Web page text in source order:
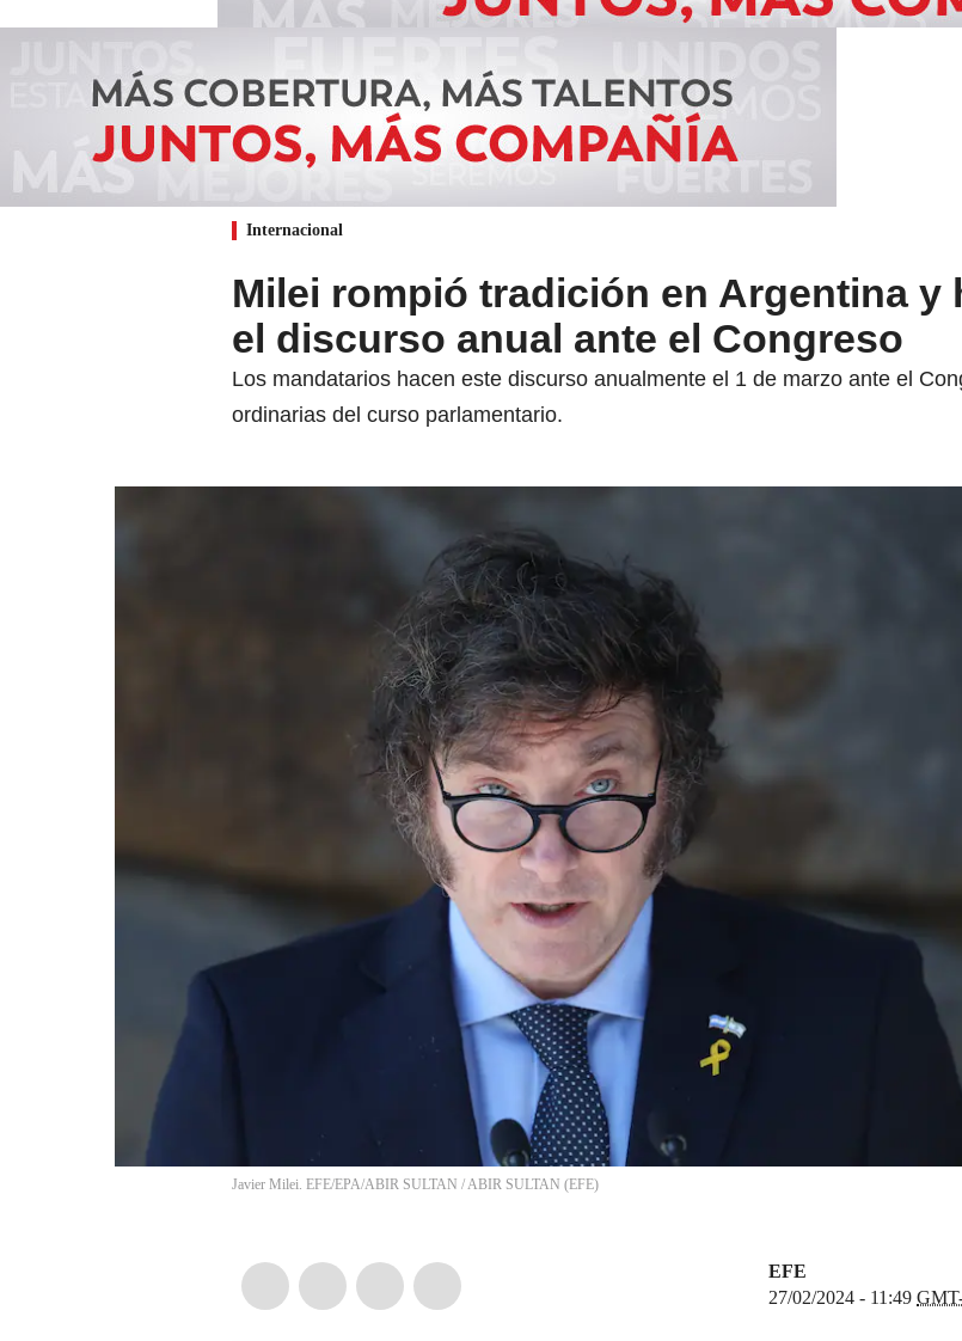
Internacional
Milei rompió tradición en Argentina y
el discurso anual ante el Congreso
Los mandatarios hacen este discurso anualmente el 1 de marzo ante el
ordinarias del curso parlamentario.
Javier Milei. EFE/EPA/ABIR SULTAN /ABIR SULTAN (EFE)
EFE
27/02/2024 - 11:49